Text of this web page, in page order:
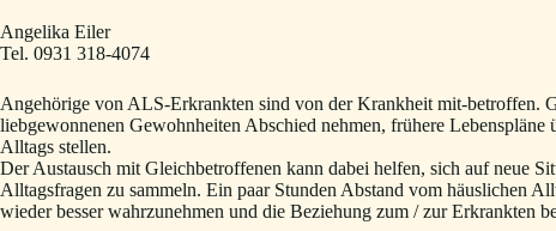
Angelika Eiler
Tel. 0931 318-4074
Angehörige von ALS-Erkrankten sind von der Krankheit mit-betroffen.
liebgewonnenen Gewohnheiten Abschied nehmen, frühere
Alltags stellen.
Der Austausch mit Gleichbetroffenen kann dabei helfen, sich auf neue
Alltagsfragen zu sammeln. Ein paar Stunden Abstand vom häuslichen
wieder besser wahrzunehmen und die Beziehung zum / zur Erkrankten